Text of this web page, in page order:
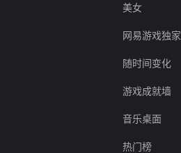
美女
网易游戏独家
随时间变化
游戏成就墙
音乐桌面
热门榜